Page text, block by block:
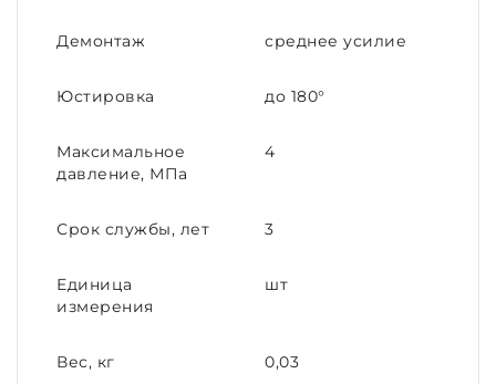
Демонтаж среднее усилие
Юстировка до 180°
Максимальное
давление, МПа
4
Срок службы, лет 3
Единица
измерения
шт
Вес, кг 0,03